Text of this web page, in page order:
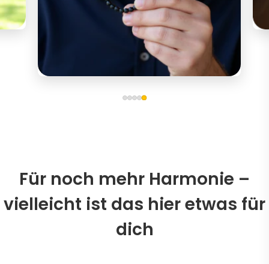
Für noch mehr Harmonie –
vielleicht ist das hier etwas für
dich